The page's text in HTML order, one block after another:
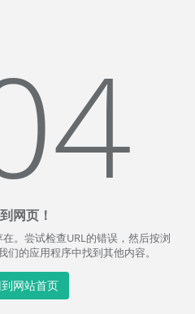
网页！
。尝试检查URL的错误，然后按浏
的应用程序中找到其他内容。
网站首页